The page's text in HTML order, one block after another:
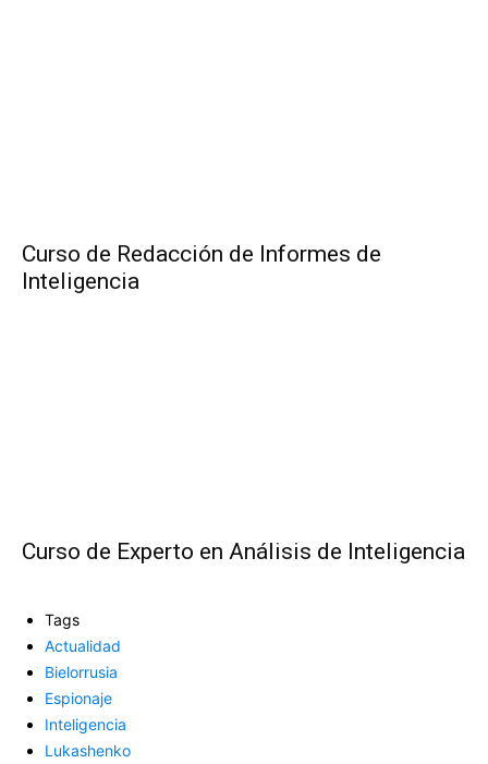
Curso de Redacción de Informes de
Inteligencia
Curso de Experto en Análisis de Inteligencia
Tags
Actualidad
Bielorrusia
Espionaje
Inteligencia
Lukashenko